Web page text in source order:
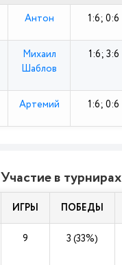
Антон 1:6; 0:6
Михаил
Шаблов
1:6; 3:6
Артемий 1:6; 0:6
Участие в турнирах
ИГРЫ ПОБЕДЫ
9 3 (33%)